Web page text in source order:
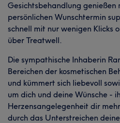
Gesichtsbehandlung genießen
persönlichen Wunschtermin
schnell mit nur wenigen Klicks
über Treatwell.
Die sympathische Inhaberin
Bereichen der kosmetischen
und kümmert sich liebevoll
um dich und deine Wünsche -
Herzensangelegenheit dir
durch das Unterstreichen